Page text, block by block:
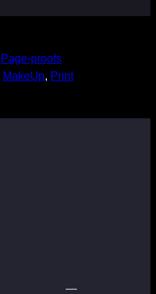
Page-proofs
MakeUp, Print